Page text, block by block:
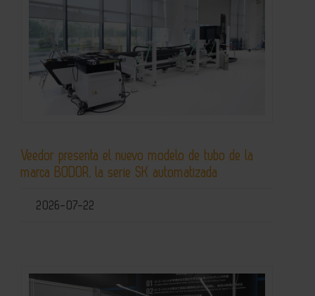
Veedor presenta el nuevo modelo de tubo de la
marca BODOR, la serie SK automatizada
2026-07-22